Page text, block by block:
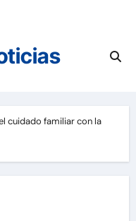
cuidado familiar con la